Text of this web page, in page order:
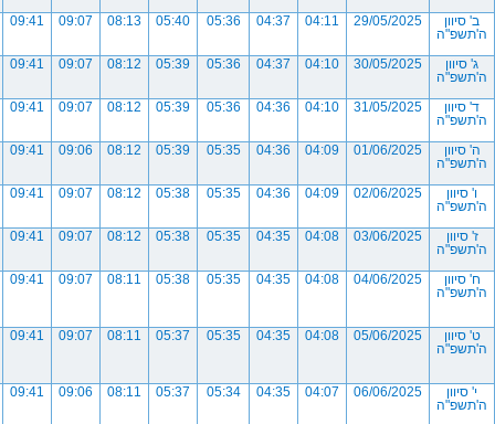
ב' סיוון
ה'תשפ"ה
29/05/2025
04:11
04:37
05:36
05:40
08:13
09:07
09:41
ג' סיוון
ה'תשפ"ה
30/05/2025
04:10
04:37
05:36
05:39
08:12
09:07
09:41
ד' סיוון
ה'תשפ"ה
31/05/2025
04:10
04:36
05:36
05:39
08:12
09:07
09:41
ה' סיוון
ה'תשפ"ה
01/06/2025
04:09
04:36
05:35
05:39
08:12
09:06
09:41
ו' סיוון
ה'תשפ"ה
02/06/2025
04:09
04:36
05:35
05:38
08:12
09:07
09:41
ז' סיוון
ה'תשפ"ה
03/06/2025
04:08
04:35
05:35
05:38
08:12
09:07
09:41
ח' סיוון
ה'תשפ"ה
04/06/2025
04:08
04:35
05:35
05:38
08:11
09:07
09:41
ט' סיוון
ה'תשפ"ה
05/06/2025
04:08
04:35
05:35
05:37
08:11
09:07
09:41
י' סיוון
ה'תשפ"ה
06/06/2025
04:07
04:35
05:34
05:37
08:11
09:06
09:41